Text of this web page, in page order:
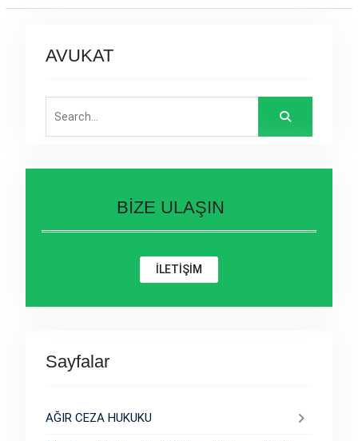
AVUKAT
for:
BİZE ULAŞIN
İLETİŞİM
Sayfalar
AĞIR CEZA HUKUKU